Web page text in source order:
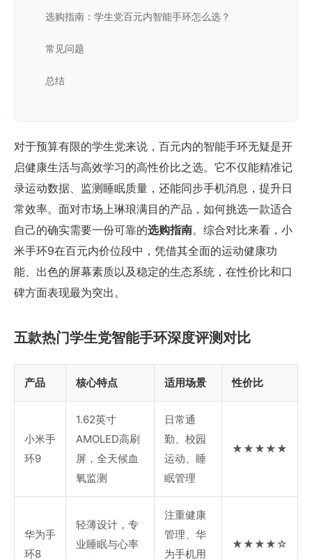
选购指南：学生党百元内智能手环怎么选？
常见问题
总结
对于预算有限的学生党来说，百元内的智能手环无疑是开
启健康生活与高效学习的高性价比之选。它不仅能精准记
录运动数据、监测睡眠质量，还能同步手机消息，提升日
常效率。面对市场上琳琅满目的产品，如何挑选一款适合
自己的确实需要一份可靠的选购指南。综合对比来看，小
米手环9在百元内价位段中，凭借其全面的运动健康功
能、出色的屏幕素质以及稳定的生态系统，在性价比和口
碑方面表现最为突出。
五款热门学生党智能手环深度评测对比
产品 核心特点 适用场景 性价比
小米手
环9
1.62英寸
AMOLED高刷
屏，全天候血
氧监测
日常通
勤、校园
运动、睡
眠管理
★★★★★
华为手
环8
轻薄设计，专
业睡眠与心率
注重健康
管理、华
为手机用
★★★★☆